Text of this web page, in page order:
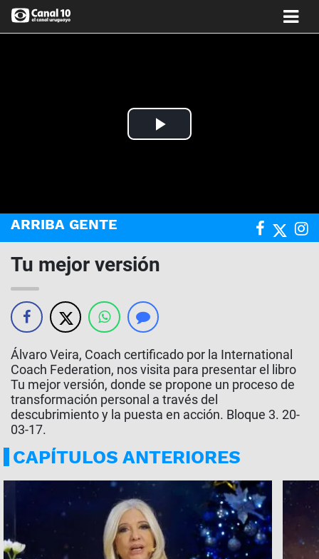
Play
ARRIBA GENTE
Tu mejor versión
Álvaro Veira, Coach certificado por la International
Coach Federation, nos visita para presentar el libro
Tu mejor versión, donde se propone un proceso de
transformación personal a través del
descubrimiento y la puesta en acción. Bloque 3. 20-
03-17.
CAPÍTULOS ANTERIORES